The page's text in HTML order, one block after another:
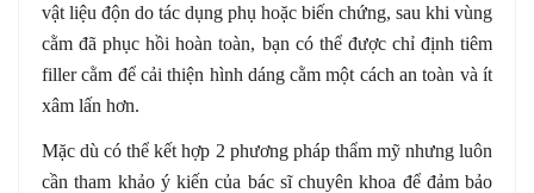
vật liệu độn do tác dụng phụ hoặc biến chứng, sau khi vùng
cằm đã phục hồi hoàn toàn, bạn có thể được chỉ định tiêm
filler cằm để cải thiện hình dáng cằm một cách an toàn và ít
xâm lấn hơn.
Mặc dù có thể kết hợp 2 phương pháp thẩm mỹ nhưng luôn
cần tham khảo ý kiến của bác sĩ chuyên khoa để đảm bảo